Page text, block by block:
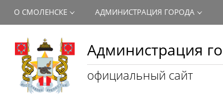
Администрация
официальный сайт
О СМОЛЕНСКЕ АДМИНИСТРАЦИЯ ГОРОДА